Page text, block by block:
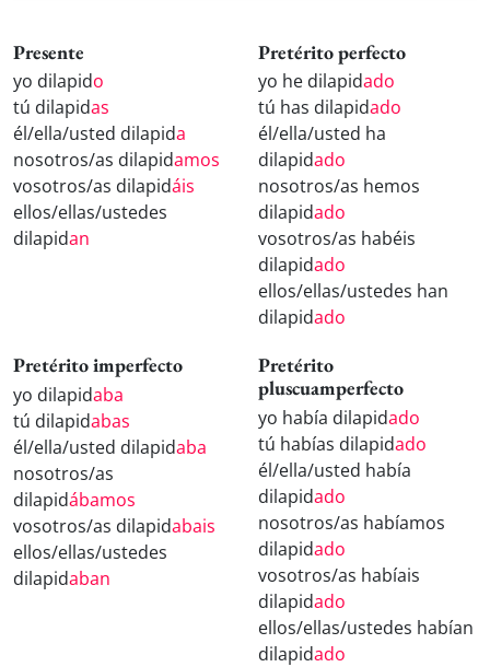
Presente
yo dilapido
tú dilapidas
él/ella/usted dilapida
nosotros/as dilapidamos
vosotros/as dilapidáis
ellos/ellas/ustedes
dilapidan
Pretérito perfecto
yo he dilapidado
tú has dilapidado
él/ella/usted ha
dilapidado
nosotros/as hemos
dilapidado
vosotros/as habéis
dilapidado
ellos/ellas/ustedes han
dilapidado
Pretérito imperfecto
yo dilapidaba
tú dilapidabas
él/ella/usted dilapidaba
nosotros/as
dilapidábamos
vosotros/as dilapidabais
ellos/ellas/ustedes
dilapidaban
Pretérito
pluscuamperfecto
yo había dilapidado
tú habías dilapidado
él/ella/usted había
dilapidado
nosotros/as habíamos
dilapidado
vosotros/as habíais
dilapidado
ellos/ellas/ustedes habían
dilapidado